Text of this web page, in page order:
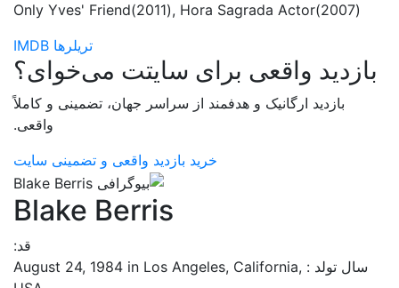
Only Yves' Friend(2011), Hora Sagrada Actor(2007)
تریلرها IMDB
بازدید واقعی برای سایتت می‌خوای؟
بازدید ارگانیک و هدفمند از سراسر جهان، تضمینی و کاملاً
واقعی.
خرید بازدید واقعی و تضمینی سایت
Blake Berris
قد:
سال تولد : August 24, 1984 in Los Angeles, California,